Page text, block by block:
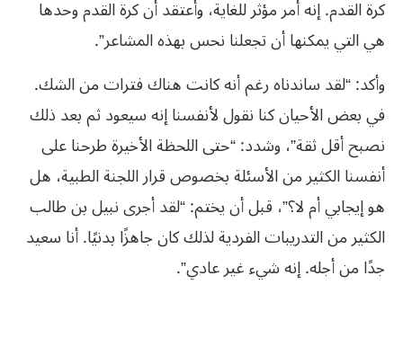
كرة القدم. إنه أمر مؤثر للغاية، وأعتقد أن كرة القدم وحدها
هي التي يمكنها أن تجعلنا نحس بهذه المشاعر”.
وأكد: “لقد ساندناه رغم أنه كانت هناك فترات من الشك.
في بعض الأحيان كنا نقول لأنفسنا إنه سيعود ثم بعد ذلك
نصبح أقل ثقة”، وشدد: “حتى اللحظة الأخيرة طرحنا على
أنفسنا الكثير من الأسئلة بخصوص قرار اللجنة الطبية، هل
هو إيجابي أم لا؟”، قبل أن يختم: “لقد أجرى نبيل بن طالب
الكثير من التدريبات الفردية لذلك كان جاهزًا بدنيًا. أنا سعيد
جدًا من أجله. إنه شيء غير عادي”.